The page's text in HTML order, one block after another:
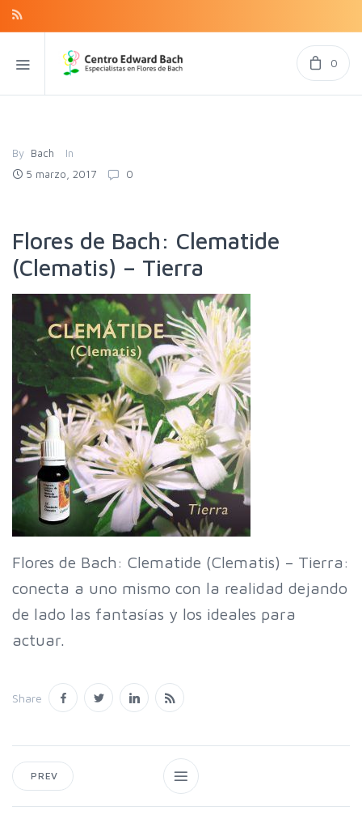
0
By Bach
In
5 marzo, 2017
0
Flores de Bach: Clematide
(Clematis) – Tierra
Flores de Bach: Clematide (Clematis) – Tierra:
conecta a uno mismo con la realidad dejando
de lado las fantasías y los ideales para
actuar.
Share
PREV